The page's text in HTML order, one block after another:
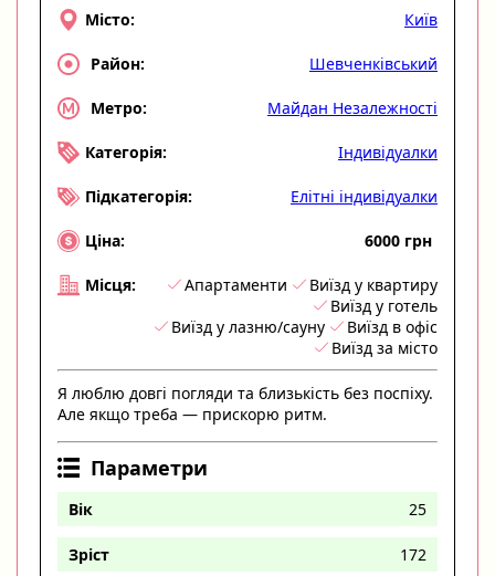
Місто: Київ
Район: Шевченківський
Метро: Майдан Незалежності
Категорія: Індивідуалки
Підкатегорія: Елітні індивідуалки
Ціна: 6000 грн
Місця: Апартаменти
Виїзд у квартиру
Виїзд у готель
Виїзд у лазню/сауну
Виїзд в офіс
Виїзд за місто
Я люблю довгі погляди та близькість без поспіху.
Але якщо треба — прискорю ритм.
Параметри
Вік 25
Зріст 172